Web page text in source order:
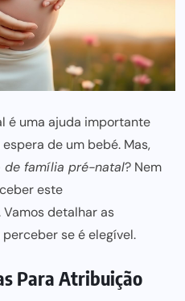
é uma ajuda importante
de um bebé. Mas,
família pré-natal? Nem
este
Vamos detalhar as
perceber se é elegível.
Para Atribuição